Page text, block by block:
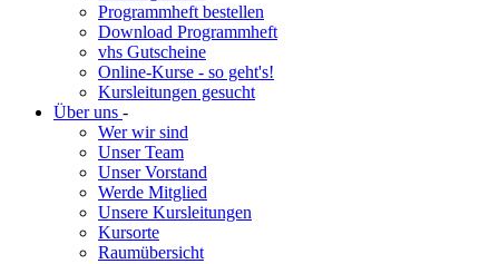
Programmheft bestellen
Download Programmheft
vhs Gutscheine
Online-Kurse - so geht's!
Kursleitungen gesucht
Über uns -
Wer wir sind
Unser Team
Unser Vorstand
Werde Mitglied
Unsere Kursleitungen
Kursorte
Raumübersicht